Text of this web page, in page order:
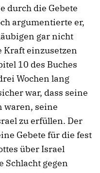
durch die Gebete
argumentierte er,
gar nicht
Kraft einzusetzen
10 des Buches
Wochen lang
war, dass seine
waren, seine
zu erfüllen. Der
Gebete für die fest
über Israel
Schlacht gegen